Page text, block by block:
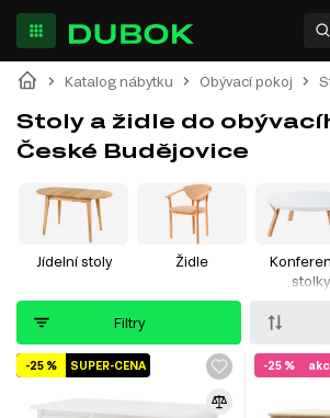
Katalog nábytku Obývací pokoj
Stoly a židle do
České Budějovice
Jídelní stoly Židle
stolky
Filtry
SUPER-CENA
-25 % -25 %